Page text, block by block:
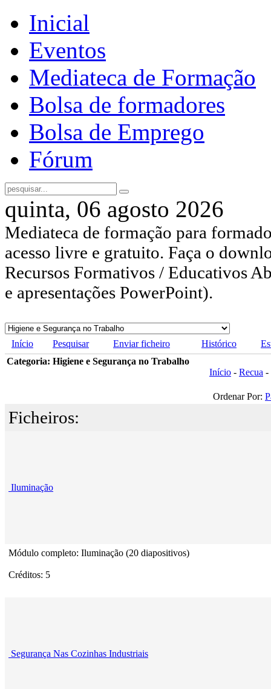
Inicial
Eventos
Mediateca de Formação
Bolsa de formadores
Bolsa de Emprego
Fórum
quinta, 06 agosto 2026
Mediateca de formação para
acesso livre e gratuito. Faça o
Recursos Formativos / Educativos
e apresentações PowerPoint).
Início Pesquisar Enviar ficheiro Histórico
Categoria: Higiene e Segurança no Trabalho
Início - Recua -
Ordenar Por:
Ficheiros:
Iluminação
Módulo completo: Iluminação (20 diapositivos)
Créditos: 5
Segurança Nas Cozinhas Industriais